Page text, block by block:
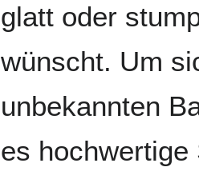
glatt oder
wünscht. Um
unbekannten
es